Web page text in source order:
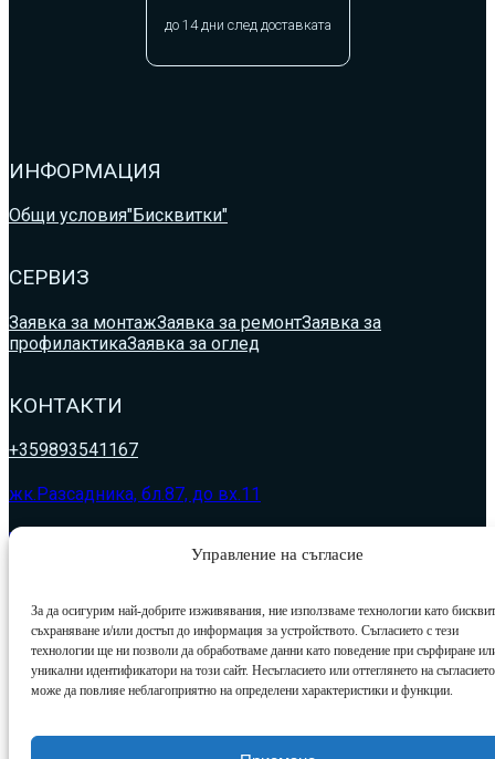
Управление на съгласие
За да осигурим най-добрите изживявания, ние използваме технологии като
съхраняване и/или достъп до информация за устройството. Съгласието с тези
технологии ще ни позволи да обработваме данни като поведение при сърфиране
уникални идентификатори на този сайт. Несъгласието или оттеглянето на съгласието
може да повлияе неблагоприятно на определени характеристики и функции.
до 14 дни след доставката
ИНФОРМАЦИЯ
Общи условия"Бисквитки"
СЕРВИЗ
Заявка за монтажЗаявка за ремонтЗаявка за
профилактикаЗаявка за оглед
КОНТАКТИ
+359893541167
жк.Разсадника, бл.87, до вх.11
klima_simeonov@abv.bg